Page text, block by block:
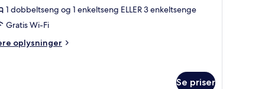
1 dobbeltseng og 1 enkeltseng ELLER 3 enkeltsenge
Gratis Wi-Fi
oplysninger
Se priser